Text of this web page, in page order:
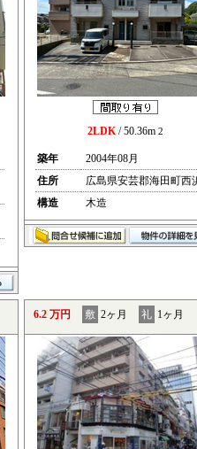
2LDK/ 50.36m 2
築年
2004年08月
住所
広島県安芸郡海田町西
構造
木造
6.2 万円 敷 2ヶ月 礼 1ヶ月